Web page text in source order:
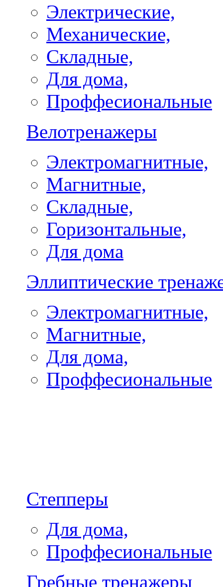
Электрические,
Механические,
Складные,
Для дома,
Проффесиональные
Велотренажеры
Электромагнитные,
Магнитные,
Складные,
Горизонтальные,
Для дома
Эллиптические
Электромагнитные,
Магнитные,
Для дома,
Проффесиональные
Степперы
Для дома,
Проффесиональные
Гребные тренажеры